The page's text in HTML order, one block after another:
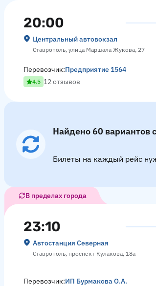
20:00
Центральный автовокзал
Ставрополь, улица Маршала Жукова, 27
Перевозчик:Предприятие 1564
4.5 12 отзывов
Найдено 60 вариантов
Билеты на каждый рейс
В пределах города
23:10
Автостанция Северная
Ставрополь, проспект Кулакова, 18а
Перевозчик:ИП Бурмакова О.А.